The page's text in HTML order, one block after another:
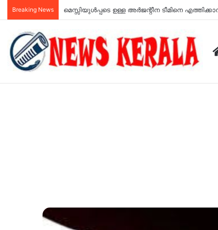
Breaking News അർജുൻ ആയങ്കി ജയിലിലേക്ക്; 14 ദിവസത്തേക്ക്